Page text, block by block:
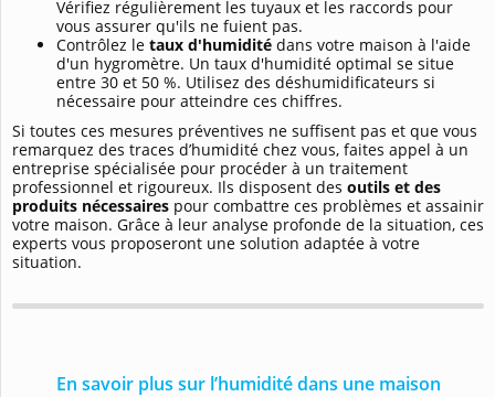
Vérifiez régulièrement les tuyaux et les raccords pour
vous assurer qu'ils ne fuient pas.
Contrôlez le taux d'humidité dans votre maison à l'aide
d'un hygromètre. Un taux d'humidité optimal se situe
entre 30 et 50 %. Utilisez des déshumidificateurs si
nécessaire pour atteindre ces chiffres.
Si toutes ces mesures préventives ne suffisent pas et que vous
remarquez des traces d’humidité chez vous, faites appel à un
entreprise spécialisée pour procéder à un traitement
professionnel et rigoureux. Ils disposent des outils et des
produits nécessaires pour combattre ces problèmes et assainir
votre maison. Grâce à leur analyse profonde de la situation, ces
experts vous proposeront une solution adaptée à votre
situation.
En savoir plus sur l’humidité dans une maison